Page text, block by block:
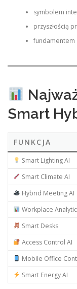
symbolem
przyszłością
fundamentem
Smart
FUNKCJA
Smart Lighting AI
Smart Climate AI
Hybrid Meeting AI
Workplace
Smart Desks
Access Control AI
Mobile Office
Smart Energy AI